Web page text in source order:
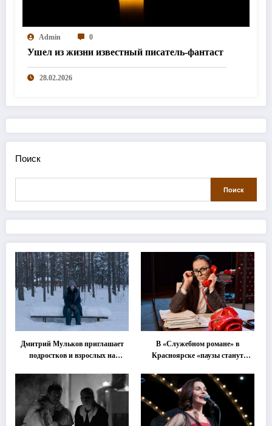
Admin 0
Ушел из жизни известный писатель-фантаст
28.02.2026
Поиск
Поиск
Дмитрий Мульков приглашает
подростков и взрослых на
В «Служебном романе» в
Красноярске «паузы станут